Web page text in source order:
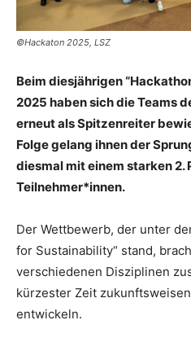
©Hackaton 2025, LSZ
Beim diesjährigen
2025 haben sich die Teams
erneut als Spitzenreiter
Folge gelang ihnen der
diesmal mit einem starken 2.
Teilnehmer*innen.
Der Wettbewerb, der unter
for Sustainability“ stand,
verschiedenen Disziplinen
kürzester Zeit
entwickeln.